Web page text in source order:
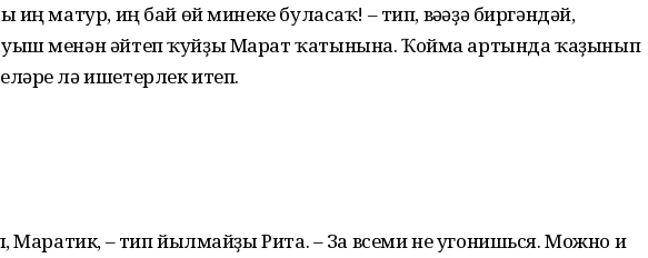
иң матур, иң бай өй минеке буласаҡ! – тип, вәғәҙә биргәндәй,
менән әйтеп ҡуйҙы Марат ҡатынына. Ҡойма артында ҡаҙынып
лә ишетерлек итеп.
Маратик, – тип йылмайҙы Рита. – За всеми не угонишься. Можно и